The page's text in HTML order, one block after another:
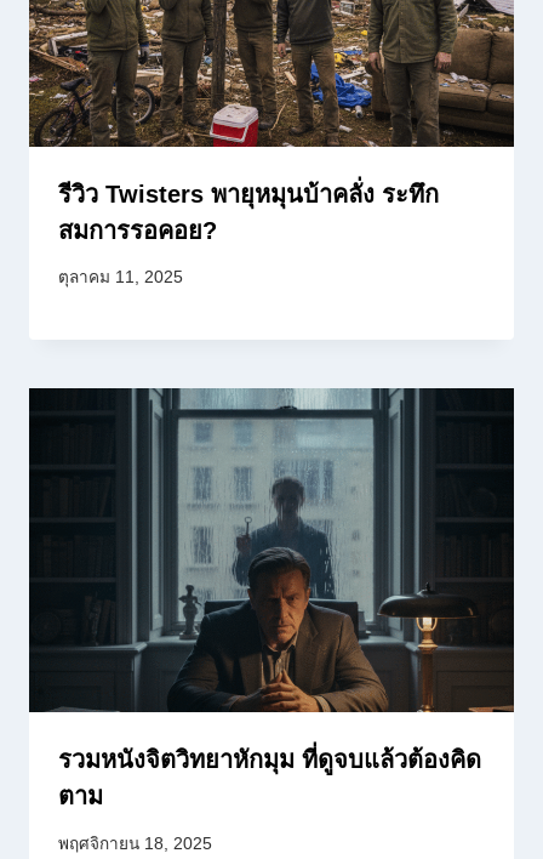
รีวิว Twisters พายุหมุนบ้าคลั่ง ระทึก
สมการรอคอย?
ตุลาคม 11, 2025
รวมหนังจิตวิทยาหักมุม ที่ดูจบแล้วต้องคิด
ตาม
พฤศจิกายน 18, 2025